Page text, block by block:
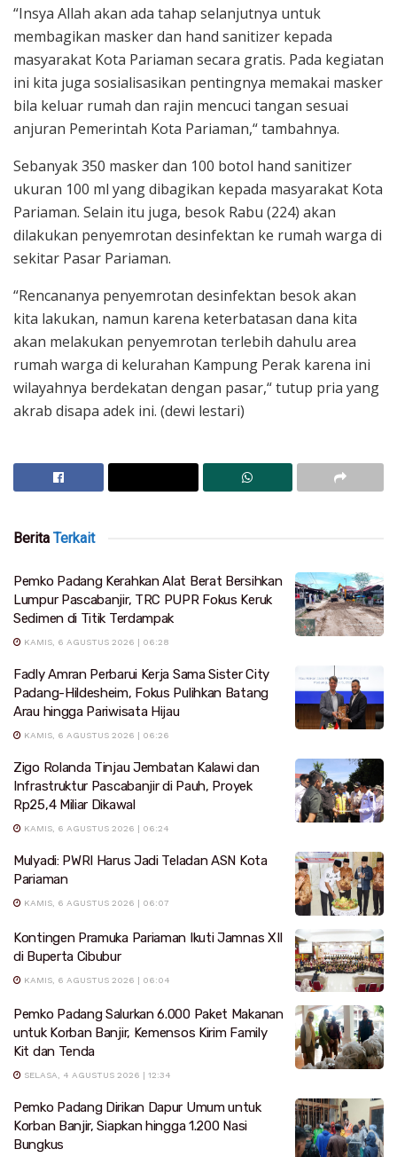
“Insya Allah akan ada tahap selanjutnya untuk
membagikan masker dan hand sanitizer kepada
masyarakat Kota Pariaman secara gratis. Pada kegiatan
ini kita juga sosialisasikan pentingnya memakai masker
bila keluar rumah dan rajin mencuci tangan sesuai
anjuran Pemerintah Kota Pariaman,“ tambahnya.
Sebanyak 350 masker dan 100 botol hand sanitizer
ukuran 100 ml yang dibagikan kepada masyarakat Kota
Pariaman. Selain itu juga, besok Rabu (224) akan
dilakukan penyemrotan desinfektan ke rumah warga di
sekitar Pasar Pariaman.
“Rencananya penyemrotan desinfektan besok akan
kita lakukan, namun karena keterbatasan dana kita
akan melakukan penyemrotan terlebih dahulu area
rumah warga di kelurahan Kampung Perak karena ini
wilayahnya berdekatan dengan pasar,“ tutup pria yang
akrab disapa adek ini. (dewi lestari)
Berita Terkait
Pemko Padang Kerahkan Alat Berat Bersihkan
Lumpur Pascabanjir, TRC PUPR Fokus Keruk
Sedimen di Titik Terdampak
KAMIS, 6 AGUSTUS 2026 | 06:28
Fadly Amran Perbarui Kerja Sama Sister City
Padang-Hildesheim, Fokus Pulihkan Batang
Arau hingga Pariwisata Hijau
KAMIS, 6 AGUSTUS 2026 | 06:26
Zigo Rolanda Tinjau Jembatan Kalawi dan
Infrastruktur Pascabanjir di Pauh, Proyek
Rp25,4 Miliar Dikawal
KAMIS, 6 AGUSTUS 2026 | 06:24
Mulyadi: PWRI Harus Jadi Teladan ASN Kota
Pariaman
KAMIS, 6 AGUSTUS 2026 | 06:07
Kontingen Pramuka Pariaman Ikuti Jamnas XII
di Buperta Cibubur
KAMIS, 6 AGUSTUS 2026 | 06:04
Pemko Padang Salurkan 6.000 Paket Makanan
untuk Korban Banjir, Kemensos Kirim Family
Kit dan Tenda
SELASA, 4 AGUSTUS 2026 | 12:34
Pemko Padang Dirikan Dapur Umum untuk
Korban Banjir, Siapkan hingga 1.200 Nasi
Bungkus